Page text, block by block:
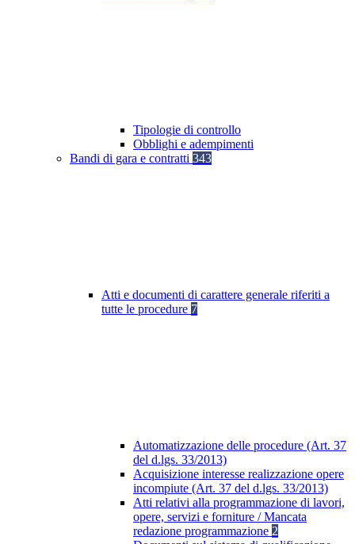
Tipologie di controllo
Obblighi e adempimenti
Bandi di gara e contratti 343
Atti e documenti di carattere generale riferiti a
tutte le procedure 7
Automatizzazione delle procedure (Art. 37
del d.lgs. 33/2013)
Acquisizione interesse realizzazione opere
incompiute (Art. 37 del d.lgs. 33/2013)
Atti relativi alla programmazione di lavori,
opere, servizi e forniture / Mancata
redazione programmazione 2